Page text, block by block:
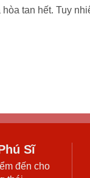
tan hết. Tuy
Sĩ
đến cho